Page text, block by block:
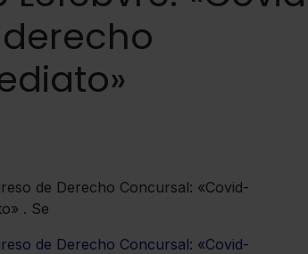
de Derecho Concursal: «Covid-
. Se
de Derecho Concursal: «Covid-